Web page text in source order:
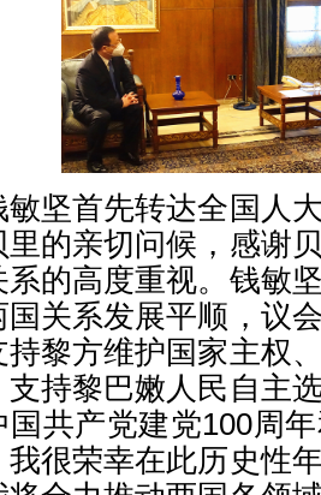
首先转达全国人大
里的亲切问候，感谢
系的高度重视。钱敏
国关系发展平顺，议
持黎方维护国家主权
支持黎巴嫩人民自主
国共产党建党100周
我很荣幸在此历史性